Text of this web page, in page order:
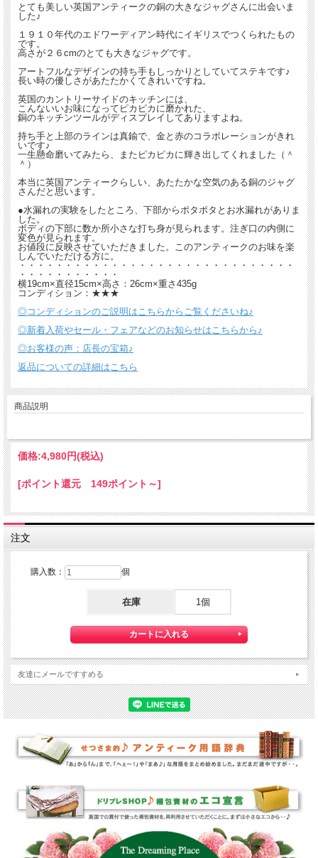
とても美しい英国アンティークの銅の大きなジャグさんに出会いま
した♪
１９１０年代のエドワーディアン時代にイギリスでつくられたもの
です。
高さが２６cmのとても大きなジャグです。
アートフルなデザインの持ち手もしっかりとしていてステキです♪
長い時の優しさがあたたかくてきれいですね。
英国のカントリーサイドのキッチンには、
こんないいお味になってピカピカに磨かれた、
銅のキッチンツールがディスプレイしてありますよね。
持ち手と上部のラインは真鍮で、金と赤のコラボレーションがきれ
いです♪
一生懸命磨いてみたら、またピカピカに輝き出してくれました（＾
＾）
本当に英国アンティークらしい、あたたかな空気のある銅のジャグ
さんだと思います。
●水漏れの実験をしたところ、下部からポタポタとお水漏れがありま
した。
ボディの下部に数か所小さな打ち身が見られます。注ぎ口の内側に
変色が見られます。
お値段に反映させていただきました。このアンティークのお味を楽
しんでいただける方に。
・・・・・・・・・・・・・・・・・・・・・・・・・・・・・・
・・・・・・・・・・・
横19cm×直径15cm×高さ：26cm×重さ435g
コンディション：★★★
◎コンディションのご説明はこちらからご覧くださいね♪
◎新着入荷やセール・フェアなどのお知らせはこちらから♪
◎お客様の声：店長の宝箱♪
返品についての詳細はこちら
商品説明
価格:4,980円(税込)
[ポイント還元 149ポイント～]
注文
購入数： 個
在庫 1個
友達にメールですすめる